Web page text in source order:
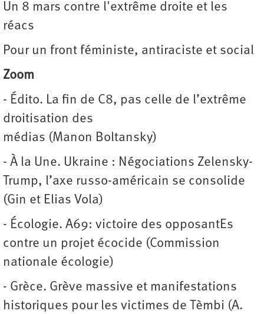
Un 8 mars contre l'extrême droite et les
réacs
Pour un front féministe, antiraciste et social
Zoom
- Édito. La fin de C8, pas celle de l’extrême
droitisation des
médias (Manon Boltansky)
- À la Une. Ukraine : Négociations Zelensky-
Trump, l’axe russo-américain se consolide
(Gin et Elias Vola)
- Écologie. A69: victoire des opposantEs
contre un projet écocide (Commission
nationale écologie)
- Grèce. Grève massive et manifestations
historiques pour les victimes de Tèmbi (A.